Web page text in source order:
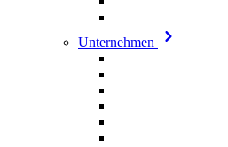
Unternehmen